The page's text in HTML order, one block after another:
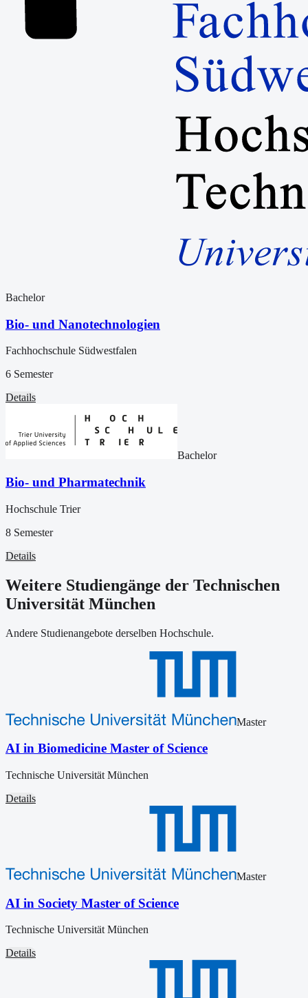
Bachelor
Bio- und Nanotechnologien
Fachhochschule Südwestfalen
6 Semester
Details
Bachelor
Bio- und Pharmatechnik
Hochschule Trier
8 Semester
Details
Weitere Studiengänge der Technischen
Universität München
Andere Studienangebote derselben Hochschule.
Master
AI in Biomedicine Master of Science
Technische Universität München
Details
Master
AI in Society Master of Science
Technische Universität München
Details